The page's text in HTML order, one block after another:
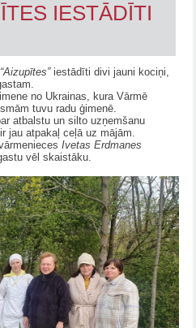
IESTĀDĪTI
“Aizupītes”iestādīti divi jauni kociņi,
no Ukrainas, kura Vārmē
tuvu radu ģimenē.
atbalstu un silto uzņemšanu
jau atpakaļ ceļā uz mājām.
Ivetas Erdmanes
vēl skaistāku.